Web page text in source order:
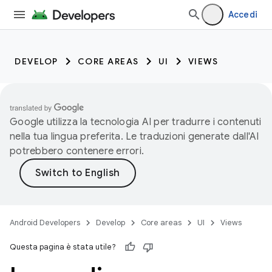
Accedi
DEVELOP CORE AREAS UI VIEWS
Google utilizza la tecnologia AI per tradurre i contenuti
nella tua lingua preferita. Le traduzioni generate dall'AI
potrebbero contenere errori.
Android Developers Develop Core areas UI Views
Questa pagina è stata utile?